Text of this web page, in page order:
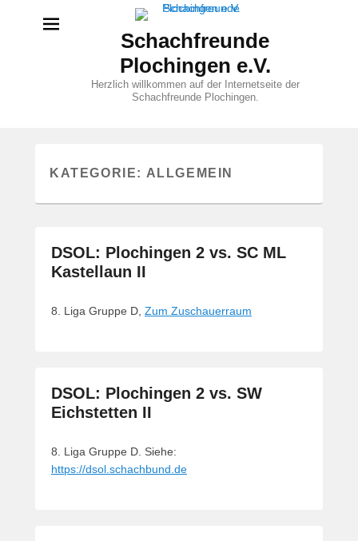
Schachfreunde
Plochingen e.V.
Herzlich willkommen auf der Internetseite der
Schachfreunde Plochingen.
KATEGORIE: ALLGEMEIN
DSOL: Plochingen 2 vs. SC ML
Kastellaun II
8. Liga Gruppe D, Zum Zuschauerraum
DSOL: Plochingen 2 vs. SW
Eichstetten II
8. Liga Gruppe D. Siehe:
https://dsol.schachbund.de